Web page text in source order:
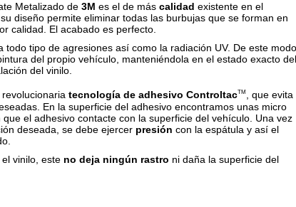
Metalizado de 3M es el de máscalidad existente en el
diseño permite eliminar todas las burbujas que se forman en
calidad. El acabado es perfecto.
todo tipo de agresiones así como la radiación UV. De este modo
del propio vehículo, manteniéndola en el estado exacto del
del vinilo.
tecnología de adhesivo ControltacTM
, que evita
En la superficie del adhesivo encontramos unas micro
el adhesivo contacte con la superficie del vehículo. Una vez
deseada, se debe ejercer presión con la espátula y así el
vinilo, este no deja ningún rastro ni daña la superficie del